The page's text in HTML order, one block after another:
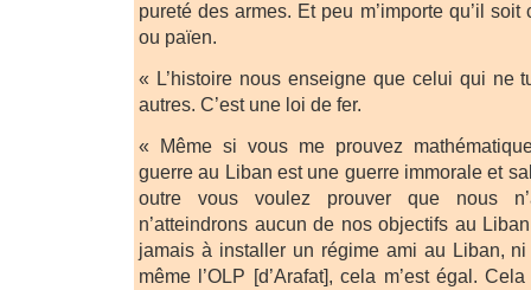
pureté des armes. Et peu m’importe qu’il
ou païen.
« L’histoire nous enseigne que celui qui ne
autres. C’est une loi de fer.
« Même si vous me prouvez
guerre au Liban est une guerre immorale et
outre vous voulez prouver que nous
n’atteindrons aucun de nos objectifs au
jamais à installer un régime ami au Liban,
même l’OLP [d’Arafat], cela m’est égal.